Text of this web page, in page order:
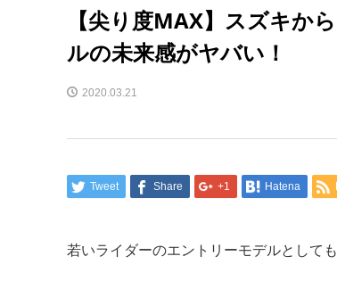
【尖り度MAX】スズキか
ルの未来感がヤバい！
2020.03.21
Tweet Share +1 Hatena
若いライダーのエントリーモデルとして